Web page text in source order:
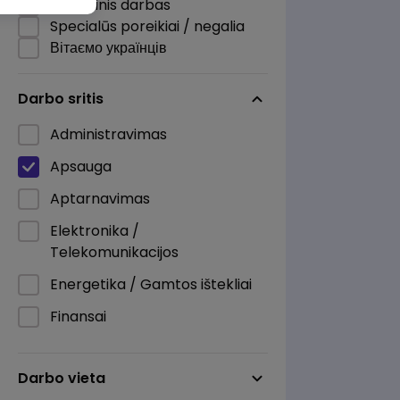
Nuotolinis darbas
Specialūs poreikiai / negalia
Вітаємо українців
Darbo sritis
Administravimas
Apsauga
Aptarnavimas
Elektronika /
Telekomunikacijos
Energetika / Gamtos ištekliai
Finansai
Kita
Darbo vieta